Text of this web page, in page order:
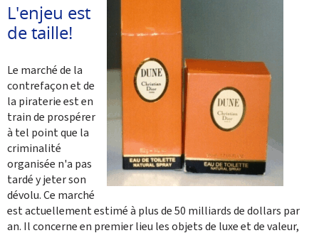
L'enjeu est
de taille!
Le marché de la
contrefaçon et de
la piraterie est en
train de prospérer
à tel point que la
criminalité
organisée n'a pas
tardé y jeter son
dévolu. Ce marché
est actuellement estimé à plus de 50 milliards de dollars par
an. Il concerne en premier lieu les objets de luxe et de valeur,